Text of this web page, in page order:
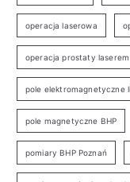
operacja laserowa
operacja prostaty laserem
pole elektromagnetyczne
pole magnetyczne BHP
pomiary BHP Poznań